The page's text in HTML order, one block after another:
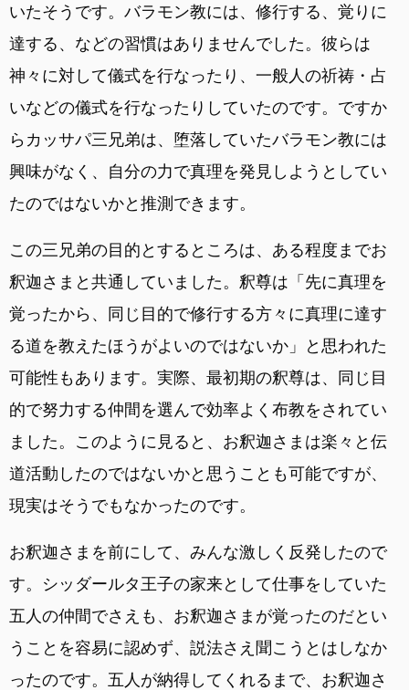
いたそうです。バラモン教には、修行する、覚りに
達する、などの習慣はありませんでした。彼らは
神々に対して儀式を行なったり、一般人の祈祷・占
いなどの儀式を行なったりしていたのです。ですか
らカッサパ三兄弟は、堕落していたバラモン教には
興味がなく、自分の力で真理を発見しようとしてい
たのではないかと推測できます。
この三兄弟の目的とするところは、ある程度までお
釈迦さまと共通していました。釈尊は「先に真理を
覚ったから、同じ目的で修行する方々に真理に達す
る道を教えたほうがよいのではないか」と思われた
可能性もあります。実際、最初期の釈尊は、同じ目
的で努力する仲間を選んで効率よく布教をされてい
ました。このように見ると、お釈迦さまは楽々と伝
道活動したのではないかと思うことも可能ですが、
現実はそうでもなかったのです。
お釈迦さまを前にして、みんな激しく反発したので
す。シッダールタ王子の家来として仕事をしていた
五人の仲間でさえも、お釈迦さまが覚ったのだとい
うことを容易に認めず、説法さえ聞こうとはしなか
ったのです。五人が納得してくれるまで、お釈迦さ